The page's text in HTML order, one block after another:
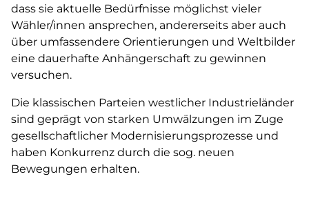
dass sie aktuelle Bedürfnisse möglichst vieler
Wähler/innen ansprechen, andererseits aber auch
über umfassendere Orientierungen und Weltbilder
eine dauerhafte Anhängerschaft zu gewinnen
versuchen.
Die klassischen Parteien westlicher Industrieländer
sind geprägt von starken Umwälzungen im Zuge
gesellschaftlicher Modernisierungsprozesse und
haben Konkurrenz durch die sog. neuen
Bewegungen erhalten.